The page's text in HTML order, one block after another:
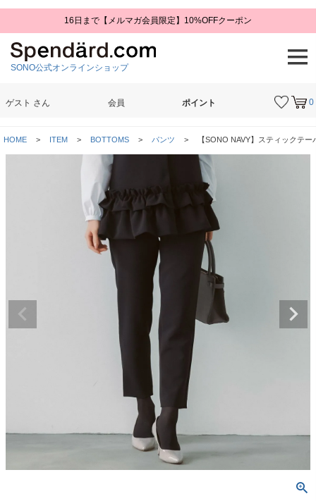
16日まで【メルマガ会員限定】10%OFFクーポン
SONO公式オンラインショップ
0
ゲスト さん 会員 ポイント
HOME ITEM BOTTOMS パンツ 【SONO NAVY】スティックテ